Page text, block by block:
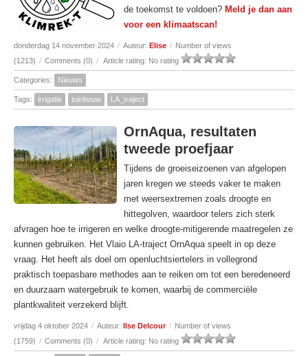
de toekomst te voldoen? Meld je dan aan
voor een klimaatscan!
donderdag 14 november 2024 / Auteur: Elise / Number of views
(1213) / Comments (0) / Article rating: No rating
Categories: Nieuws
Tags: irrigatie tuinbouw LA_traject
OrnAqua, resultaten
tweede proefjaar
Tijdens de groeiseizoenen van afgelopen
jaren kregen we steeds vaker te maken
met weersextremen zoals droogte en
hittegolven, waardoor telers zich sterk
afvragen hoe te irrigeren en welke droogte-mitigerende maatregelen ze
kunnen gebruiken. Het Vlaio LA-traject OrnAqua speelt in op deze
vraag. Het heeft als doel om openluchtsiertelers in vollegrond
praktisch toepasbare methodes aan te reiken om tot een beredeneerd
en duurzaam watergebruik te komen, waarbij de commerciële
plantkwaliteit verzekerd blijft.
vrijdag 4 oktober 2024 / Auteur: Ilse Delcour / Number of views
(1759) / Comments (0) / Article rating: No rating